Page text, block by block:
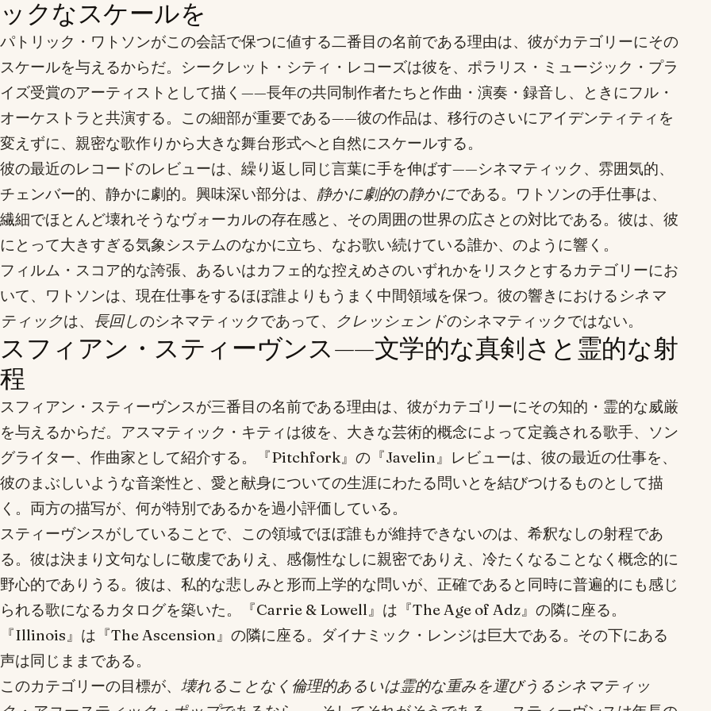
ックなスケールを
パトリック・ワトソンがこの会話で保つに値する二番目の名前である理由は、彼がカテゴリーにその
スケールを与えるからだ。シークレット・シティ・レコーズは彼を、ポラリス・ミュージック・プラ
イズ受賞のアーティストとして描く——長年の共同制作者たちと作曲・演奏・録音し、ときにフル・
オーケストラと共演する。この細部が重要である——彼の作品は、移行のさいにアイデンティティを
変えずに、親密な歌作りから大きな舞台形式へと自然にスケールする。
彼の最近のレコードのレビューは、繰り返し同じ言葉に手を伸ばす——シネマティック、雰囲気的、
チェンバー的、静かに劇的。興味深い部分は、 静かに劇的の静かにである。ワトソンの手仕事は、
繊細でほとんど壊れそうなヴォーカルの存在感と、その周囲の世界の広さとの対比である。彼は、彼
にとって大きすぎる気象システムのなかに立ち、なお歌い続けている誰か、のように響く。
フィルム・スコア的な誇張、あるいはカフェ的な控えめさのいずれかをリスクとするカテゴリーにお
いて、ワトソンは、現在仕事をするほぼ誰よりもうまく中間領域を保つ。彼の響きにおける シネマ
ティックは、 長回しのシネマティックであって、 クレッシェンドのシネマティックではない。
スフィアン・スティーヴンス——文学的な真剣さと霊的な射
程
スフィアン・スティーヴンスが三番目の名前である理由は、彼がカテゴリーにその知的・霊的な威厳
を与えるからだ。アスマティック・キティは彼を、大きな芸術的概念によって定義される歌手、ソン
グライター、作曲家として紹介する。『Pitchfork』の『Javelin』レビューは、彼の最近の仕事を、
彼のまぶしいような音楽性と、愛と献身についての生涯にわたる問いとを結びつけるものとして描
く。両方の描写が、何が特別であるかを過小評価している。
スティーヴンスがしていることで、この領域でほぼ誰もが維持できないのは、希釈なしの射程であ
る。彼は決まり文句なしに敬虔でありえ、感傷性なしに親密でありえ、冷たくなることなく概念的に
野心的でありうる。彼は、私的な悲しみと形而上学的な問いが、正確であると同時に普遍的にも感じ
られる歌になるカタログを築いた。『Carrie & Lowell』は『The Age of Adz』の隣に座る。
『Illinois』は『The Ascension』の隣に座る。ダイナミック・レンジは巨大である。その下にある
声は同じままである。
このカテゴリーの目標が、 壊れることなく倫理的あるいは霊的な重みを運びうるシネマティッ